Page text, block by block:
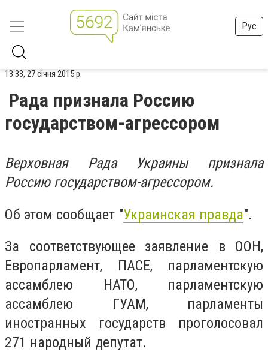
Рус
13:33, 27 січня 2015 р.
Рада признала Россию
государством-агрессором
Верховная Рада Украины признала
Россию государством-агрессором.
Об этом сообщает "Украинская правда".
За соответствующее заявление в ООН,
Европарламент, ПАСЕ, парламентскую
ассамблею НАТО, парламентскую
ассамблею ГУАМ, парламенты
иностранных государств проголосовал
271 народный депутат.